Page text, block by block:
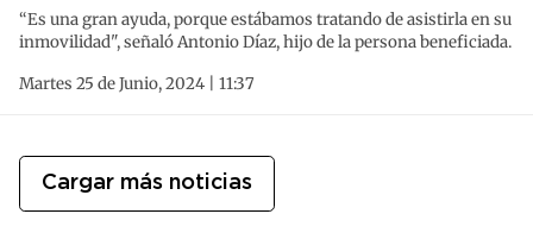
“Es una gran ayuda, porque estábamos tratando de asistirla en su
inmovilidad", señaló Antonio Díaz, hijo de la persona beneficiada.
Martes 25 de Junio, 2024 | 11:37
Cargar más noticias